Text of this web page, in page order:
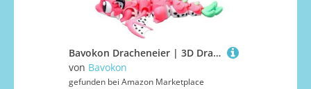
Bavokon Dracheneier | 3D Drachenei Spielzeug gegen Stress | Artikuliertes Modell Mit Flexiblen Gliedern Für Deko Auto Nachttisch | Zimmer Arbeitsplatz Schule Reise
von Bavokon
gefunden bei Amazon Marketplace